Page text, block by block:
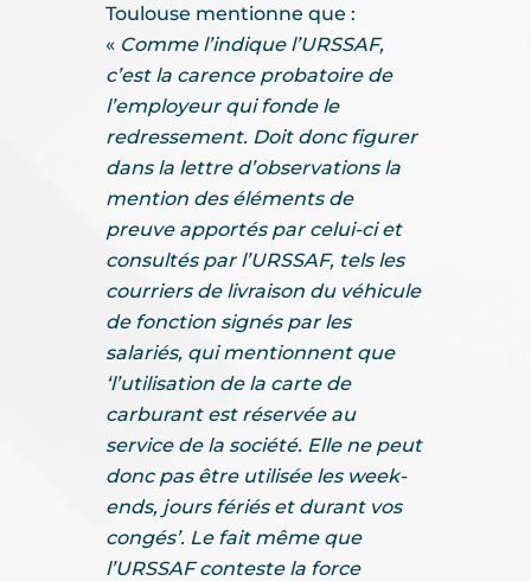
Toulouse mentionne que :
« Comme l’indique l’URSSAF,
c’est la carence probatoire de
l’employeur qui fonde le
redressement. Doit donc figurer
dans la lettre d’observations la
mention des éléments de
preuve apportés par celui-ci et
consultés par l’URSSAF, tels les
courriers de livraison du véhicule
de fonction signés par les
salariés, qui mentionnent que
‘l’utilisation de la carte de
carburant est réservée au
service de la société. Elle ne peut
donc pas être utilisée les week-
ends, jours fériés et durant vos
congés’. Le fait même que
l’URSSAF conteste la force